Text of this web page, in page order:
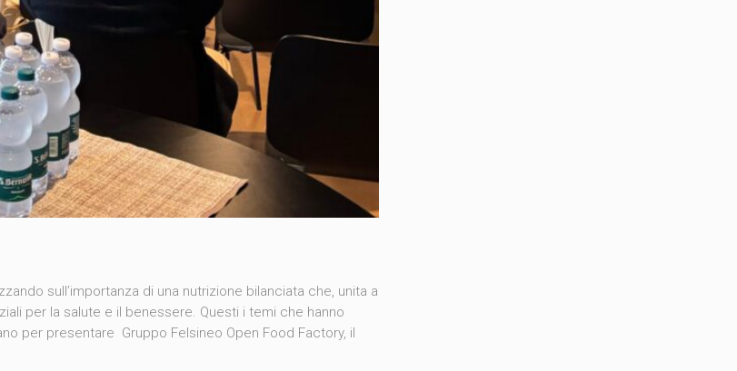
sull’importanza di una nutrizione bilanciata che, unita a
per la salute e il benessere. Questi i temi che hanno
per presentare Gruppo Felsineo Open Food Factory, il